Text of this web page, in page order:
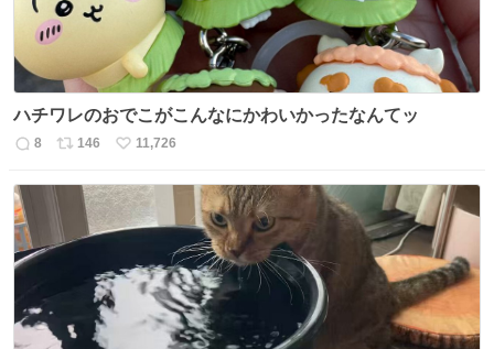
ハチワレのおでこがこんなにかわいかったなんてッ
返
数
8
リ
ス
ト
数
146
い
ね
数
11,726